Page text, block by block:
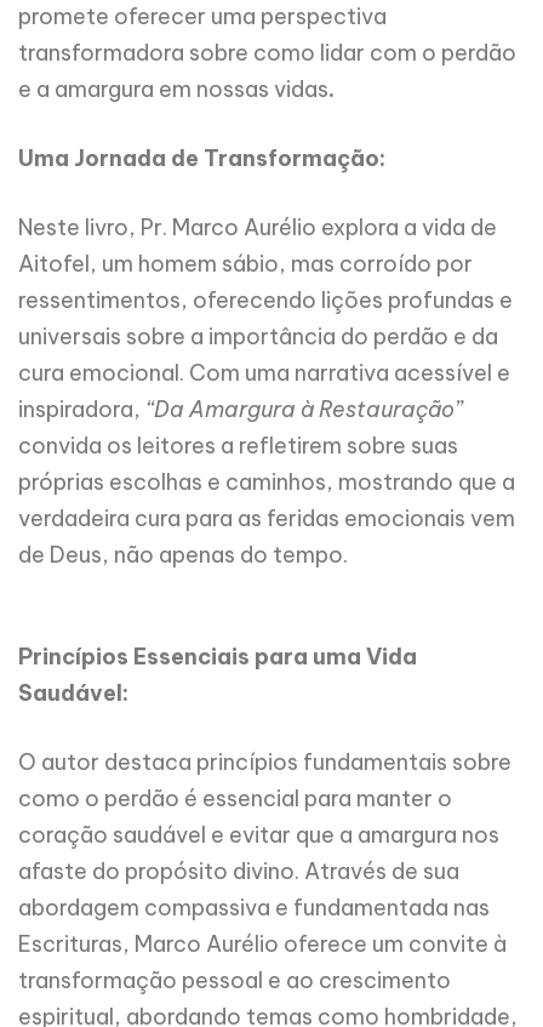
promete oferecer uma perspectiva
transformadora sobre como lidar com o perdão
e a amargura em nossas vidas.
Uma Jornada de Transformação:
Neste livro, Pr. Marco Aurélio explora a vida de
Aitofel, um homem sábio, mas corroído por
ressentimentos, oferecendo lições profundas e
universais sobre a importância do perdão e da
cura emocional. Com uma narrativa acessível e
inspiradora, “Da Amargura à Restauração”
convida os leitores a refletirem sobre suas
próprias escolhas e caminhos, mostrando que a
verdadeira cura para as feridas emocionais vem
de Deus, não apenas do tempo.
Princípios Essenciais para uma Vida
Saudável:
O autor destaca princípios fundamentais sobre
como o perdão é essencial para manter o
coração saudável e evitar que a amargura nos
afaste do propósito divino. Através de sua
abordagem compassiva e fundamentada nas
Escrituras, Marco Aurélio oferece um convite à
transformação pessoal e ao crescimento
espiritual, abordando temas como hombridade,